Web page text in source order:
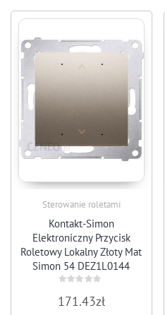
Sterowanie roletami
Kontakt-Simon
Elektroniczny Przycisk
Roletowy Lokalny Złoty Mat
Simon 54 DEZ1L0144
0171.43zł